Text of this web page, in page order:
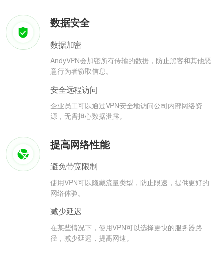
数据安全
数据加密
AndyVPN会加密所有传输的数据，防止黑客和其他恶
意行为者窃取信息。
安全远程访问
企业员工可以通过VPN安全地访问公司内部网络资
源，无需担心数据泄露。
提高网络性能
避免带宽限制
使用VPN可以隐藏流量类型，防止限速，提供更好的
网络体验。
减少延迟
在某些情况下，使用VPN可以选择更快的服务器路
径，减少延迟，提高网速。